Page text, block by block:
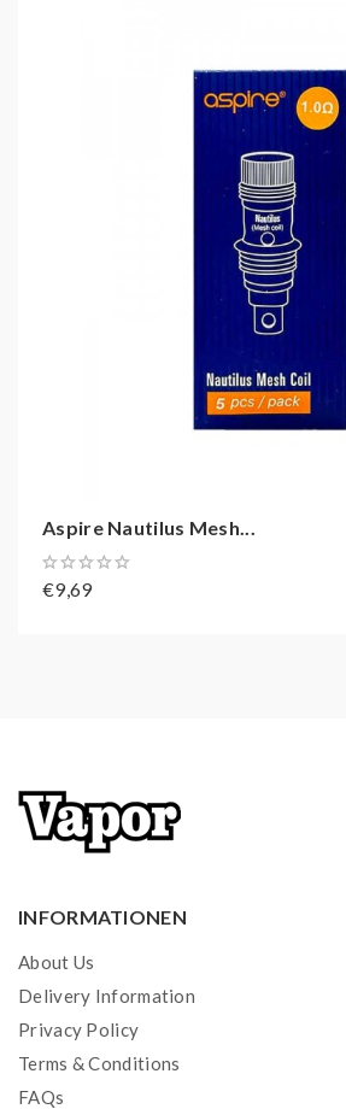
Den Tank Ihrer E-Zigarette
den alten Coil heraus
handfest rein schrauben und
zusammen bauen. Befüllen Sie
Liquid und warten ca. 10
Watte im Coil mit Liquid
Aspire Nautilus Mesh...
€9,69
INFORMATIONEN
About Us
Delivery Information
Privacy Policy
Terms & Conditions
FAQs